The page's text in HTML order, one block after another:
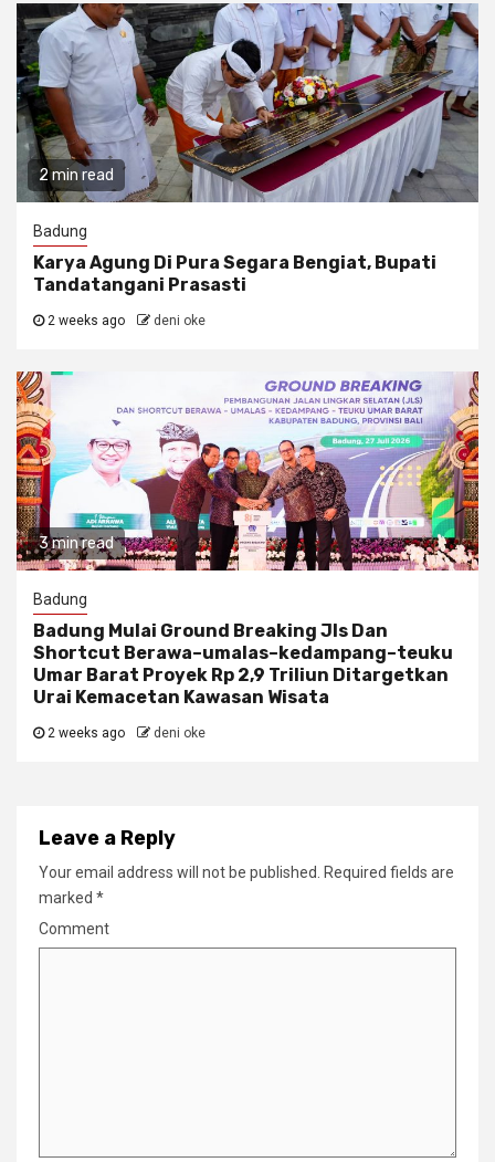
2 min read
Badung
Karya Agung Di Pura Segara Bengiat, Bupati
Tandatangani Prasasti
2 weeks ago deni oke
3 min read
Badung
Badung Mulai Ground Breaking Jls Dan
Shortcut Berawa–umalas–kedampang–teuku
Umar Barat Proyek Rp 2,9 Triliun Ditargetkan
Urai Kemacetan Kawasan Wisata
2 weeks ago deni oke
Leave a Reply
Your email address will not be published. Required fields are
marked *
Comment